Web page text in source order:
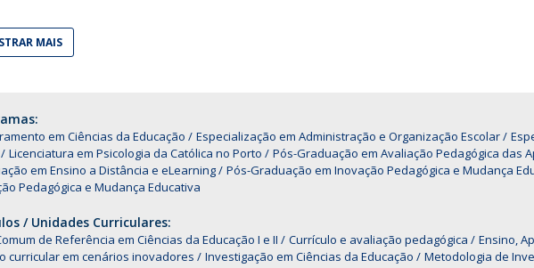
Associação de Antigos Alunos de Psicologia
MAIS
em Ciências da Educação Especialização em Administração e Organização Escolar
Licenciatura em Psicologia da Católica no Porto Pós-Graduação em Avaliação Pedagógica das
em Ensino a Distância e eLearning
Pós-Graduação em Inovação Pedagógica e Mudança
Pedagógica e Mudança Educativa
/ Unidades Curriculares:
de Referência em Ciências da Educação I e II Currículo e avaliação pedagógica
Ensino,
curricular em cenários inovadores
Investigação em Ciências da Educação
Metodologia de